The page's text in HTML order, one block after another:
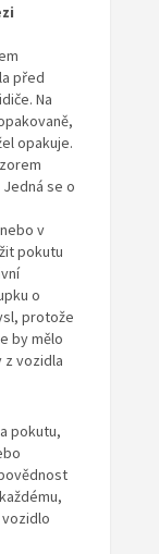
před
Na
opakuje.
se o
v
pokutu
o
protože
by mělo
vozidla
pokutu,